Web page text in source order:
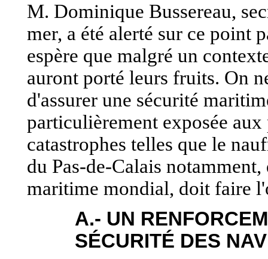
M. Dominique Bussereau,
mer, a été alerté sur ce point
espère que malgré un
auront porté leurs fruits. On
d'assurer une sécurité
particulièrement exposée
catastrophes telles que le
du Pas-de-Calais
maritime mondial, doit faire
A.- UN
SÉCURITÉ DES